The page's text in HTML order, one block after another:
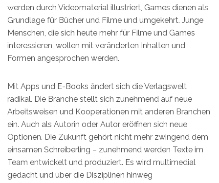
werden durch Videomaterial illustriert, Games dienen als
Grundlage für Bücher und Filme und umgekehrt. Junge
Menschen, die sich heute mehr für Filme und Games
interessieren, wollen mit veränderten Inhalten und
Formen angesprochen werden.
Mit Apps und E-Books ändert sich die Verlagswelt
radikal. Die Branche stellt sich zunehmend auf neue
Arbeitsweisen und Kooperationen mit anderen Branchen
ein. Auch als Autorin oder Autor eröffnen sich neue
Optionen. Die Zukunft gehört nicht mehr zwingend dem
einsamen Schreiberling – zunehmend werden Texte im
Team entwickelt und produziert. Es wird multimedial
gedacht und über die Disziplinen hinweg